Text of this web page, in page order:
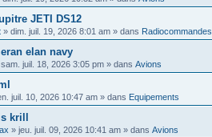
JETI DS12
» dim. juil. 19, 2026 8:01 am » dans Radiocommandes
elan navy
sam. juil. 18, 2026 3:05 pm » dans Avions
juil. 10, 2026 10:47 am » dans Equipements
krill
» jeu. juil. 09, 2026 10:41 am » dans Avions